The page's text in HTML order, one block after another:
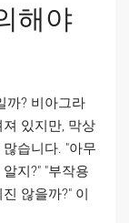
해야
까? 비아그라
있지만, 막상
습니다. "아무
지?" "부작용
않을까?" 이